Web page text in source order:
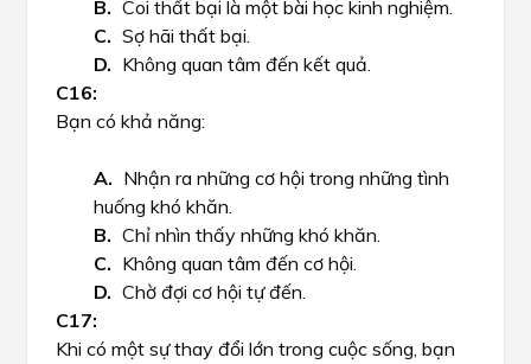
Coi thất bại là một bài học kinh nghiệm.
Sợ hãi thất bại.
Không quan tâm đến kết quả.
Bạn có khả năng:
Nhận ra những cơ hội trong những tình
huống khó khăn.
Chỉ nhìn thấy những khó khăn.
Không quan tâm đến cơ hội.
Chờ đợi cơ hội tự đến.
Khi có một sự thay đổi lớn trong cuộc sống, bạn